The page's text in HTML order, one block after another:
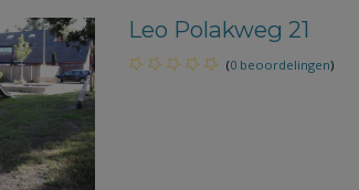
Leo Polakweg 21
(0 beoordelingen)